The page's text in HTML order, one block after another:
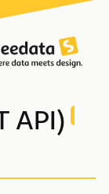
API)